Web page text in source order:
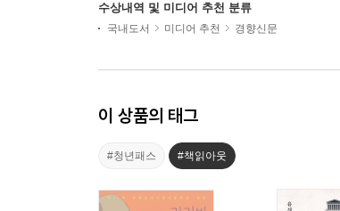
수상내역 및 미디어 추천 분류
국내도서 미디어 추천 경향신문
이 상품의 태그
#청년패스 #책읽아웃